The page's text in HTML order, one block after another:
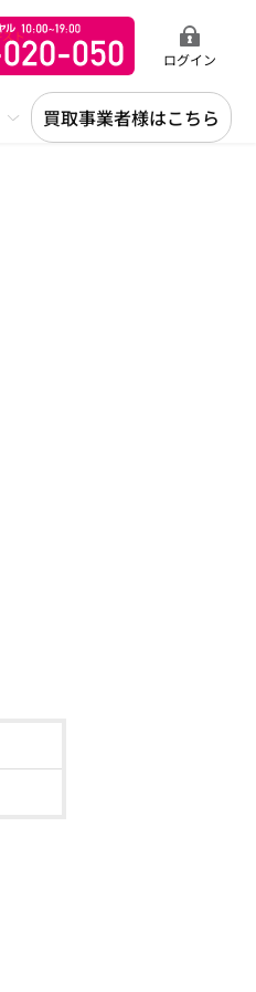
ログイン
買取事業者様はこちら